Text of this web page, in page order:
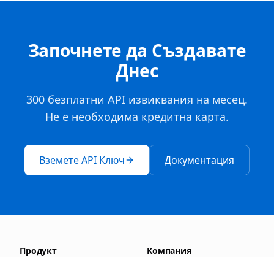
Започнете да Създавате
Днес
300 безплатни API извиквания на месец.
Не е необходима кредитна карта.
Вземете API Ключ Документация
Продукт Компания